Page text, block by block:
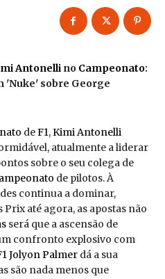
Antonelli no Campeonato:
'Nuke' sobre George
deF1,Kimi Antonelli
atualmente a liderar
sobre o seu colega de
de pilotos. À
continua a dominar,
até agora, as apostas não
será que a ascensão de
confronto explosivo com
Jolyon Palmer dá a sua
são nada menos que